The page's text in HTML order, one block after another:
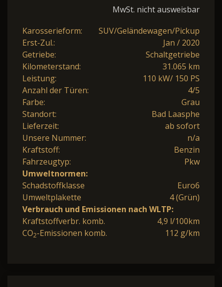
MwSt. nicht ausweisbar
Karosserieform:
SUV/Geländewagen/Pickup
Erst-Zul.:
Jan / 2020
Getriebe:
Schaltgetriebe
Kilometerstand:
31.065 km
Leistung:
110 kW/ 150 PS
Anzahl der Türen:
4/5
Farbe:
Grau
Standort:
Bad Laasphe
Lieferzeit:
ab sofort
Unsere Nummer:
n/a
Kraftstoff:
Benzin
Fahrzeugtyp:
Pkw
Umweltnormen:
Schadstoffklasse
Euro6
Umweltplakette
4 (Grün)
Verbrauch und Emissionen nach WLTP:
Kraftstoffverbr. komb.
4,9 l/100km
CO2-Emissionen komb. 112 g/km